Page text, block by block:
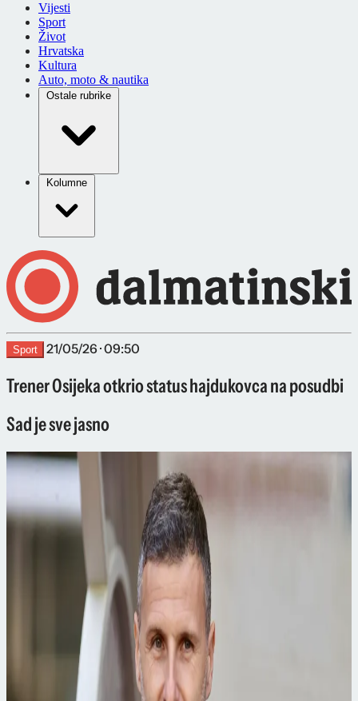
Vijesti
Sport
Život
Hrvatska
Kultura
Auto, moto & nautika
Ostale rubrike
Kolumne
Sport 21/05/26 · 09:50
Trener Osijeka otkrio status hajdukovca na posudbi
Sad je sve jasno